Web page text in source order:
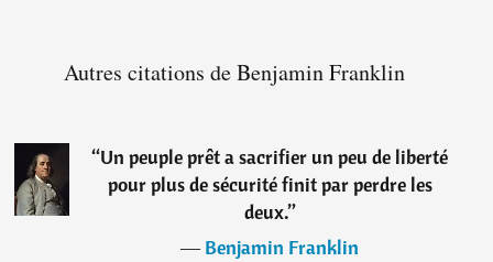
Autres citations de Benjamin Franklin
“Un peuple prêt a sacrifier un peu de liberté
pour plus de sécurité finit par perdre les
deux.”
―Benjamin Franklin